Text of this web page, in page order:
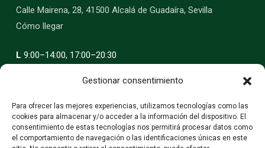
Gestionar consentimiento
Para ofrecer las mejores experiencias, utilizamos tecnologías como las
cookies para almacenar y/o acceder a la información del dispositivo. El
consentimiento de estas tecnologías nos permitirá procesar datos como
el comportamiento de navegación o las identificaciones únicas en este
Calle Mairena, 28, 41500 Alcalá de Guadaíra, Sevilla
Cómo llegar
L 9:00–14:00, 17:00–20:30
9:00–14:00, 17:00–20:30
J9:00–14:00, 17:00–20:30
V9:00–14:00, 17:00–20:30
S9:00–14:00